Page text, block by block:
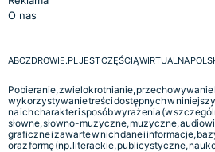
O nas
ABCZDROWIE.PL JEST CZĘŚCIĄ WIRTUALNA
Pobieranie, zwielokrotnianie,
wykorzystywanie treści dostępnych w
na ich charakter i sposób wyrażenia (w
słowne, słowno-muzyczne, muzyczne,
graficzne i zawarte w nich dane i informacje,
oraz formę (np. literackie, publicystyczne,